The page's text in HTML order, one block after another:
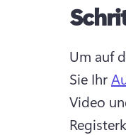
Um auf
Sie Ihr
Video